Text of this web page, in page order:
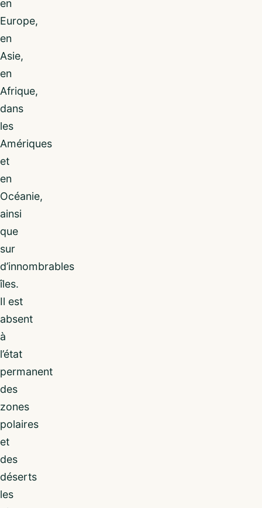
en
Europe,
en
Asie,
en
Afrique,
dans
les
Amériques
et
en
Océanie,
ainsi
que
sur
d’innombrables
îles.
Il est
absent
à
l’état
permanent
des
zones
polaires
et
des
déserts
les